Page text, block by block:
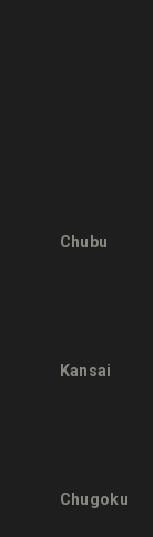
Chubu
Kansai
Chugoku